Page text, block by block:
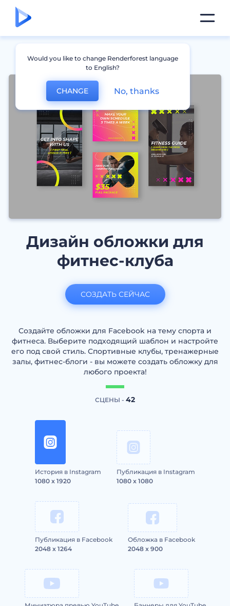
Дизайн обложки для
фитнес-клуба
Создайте обложки для Facebook на тему спорта и
фитнеса. Выберите подходящий шаблон и настройте
его под свой стиль. Спортивные клубы, тренажерные
залы, фитнес-блоги - вы можете создать обложку для
любого проекта!
СЦЕНЫ - 42
История в Instagram
1080 x 1920
Публикация в Instagram
1080 x 1080
Публикация в Facebook
2048 x 1264
Обложка в Facebook
2048 x 900
СОЗДАТЬ СЕЙЧАС
Would you like to change Renderforest language
to English?
CHANGE No, thanks